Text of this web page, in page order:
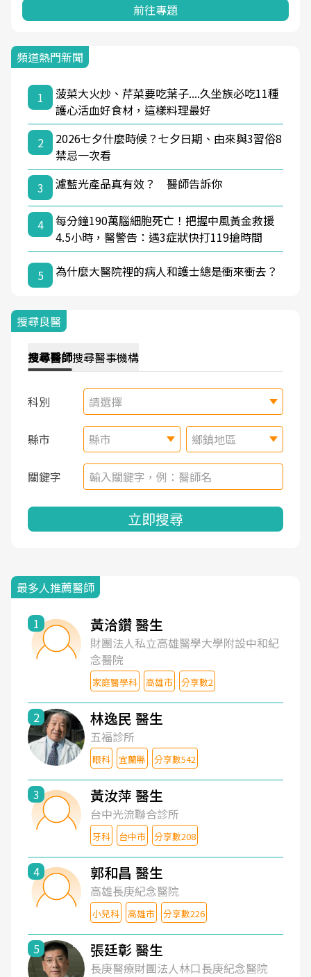
前往專題
頻道熱門新聞
1
菠菜大火炒、芹菜要吃葉子....久坐族必吃11種
護心活血好食材，這樣料理最好
2
2026七夕什麼時候？七夕日期、由來與3習俗8
禁忌一次看
3
濾藍光產品真有效？ 醫師告訴你
4
每分鐘190萬腦細胞死亡！把握中風黃金救援
4.5小時，醫警告：遇3症狀快打119搶時間
5 為什麼大醫院裡的病人和護士總是衝來衝去？
搜尋良醫
搜尋醫師搜尋醫事機構
科別 請選擇
縣市 縣市 鄉鎮地區
關鍵字
立即搜尋
最多人推薦醫師
1 黃洽鑽 醫生
財團法人私立高雄醫學大學附設中和紀
念醫院
家庭醫學科 高雄市 分享數2
2 林逸民 醫生
五福診所
眼科 宜蘭縣 分享數542
3 黃汝萍 醫生
台中光流聯合診所
牙科 台中市 分享數208
4 郭和昌 醫生
高雄長庚紀念醫院
小兒科 高雄市 分享數226
5 張廷彰 醫生
長庚醫療財團法人林口長庚紀念醫院